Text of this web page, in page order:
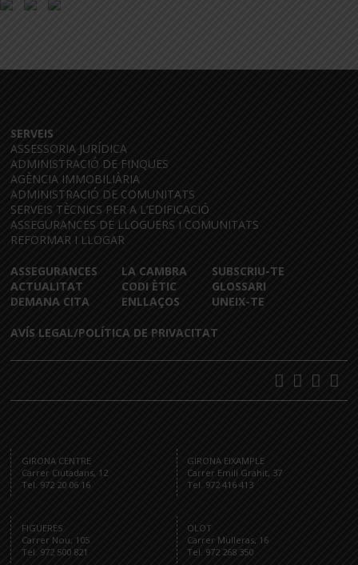
SERVEIS
ASSESSORIA JURÍDICA
ADMINISTRACIÓ DE FINQUES
AGÈNCIA IMMOBILIÀRIA
ADMINISTRACIÓ DE COMUNITATS
SERVEIS TÈCNICS PER A L’EDIFICACIÓ
ASSEGURANCES DE LLOGUERS I COMUNITATS
REFORMAR I LLOGAR
ASSEGURANCES
ACTUALITAT
DEMANA CITA
LA CAMBRA
CODI ÈTIC
ENLLAÇOS
SUBSCRIU-TE
GLOSSARI
UNEIX-TE
AVÍS LEGAL/POLÍTICA DE PRIVACITAT
GIRONA CENTRE
Carrer Ciutadans, 12
Tel. 972 20 06 16
GIRONA EIXAMPLE
Carrer Emili Grahit, 37
Tel. 972 416 413
FIGUERES
Carrer Nou, 105
Tel. 972 500 821
OLOT
Carrer Mulleras, 16
Tel. 972 268 350